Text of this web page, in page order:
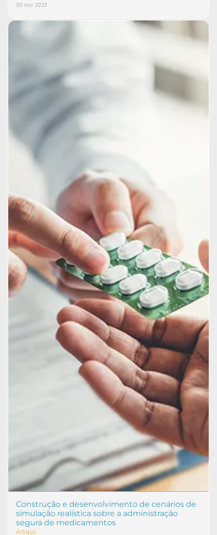
30 nov 2023
Construção e desenvolvimento de cenários de
simulação realística sobre a administração
segura de medicamentos
Artigos